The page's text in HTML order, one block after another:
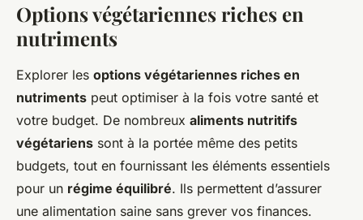
Options végétariennes riches en
nutriments
Explorer les options végétariennes riches en
nutriments peut optimiser à la fois votre santé et
votre budget. De nombreux aliments nutritifs
végétariens sont à la portée même des petits
budgets, tout en fournissant les éléments essentiels
pour un régime équilibré. Ils permettent d’assurer
une alimentation saine sans grever vos finances.